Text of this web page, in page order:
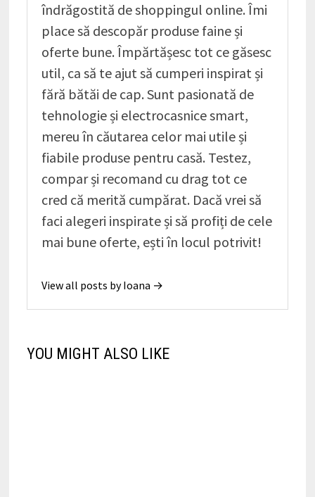
îndrăgostită de shoppingul online. Îmi
place să descopăr produse faine și
oferte bune. Împărtășesc tot ce găsesc
util, ca să te ajut să cumperi inspirat și
fără bătăi de cap. Sunt pasionată de
tehnologie și electrocasnice smart,
mereu în căutarea celor mai utile și
fiabile produse pentru casă. Testez,
compar și recomand cu drag tot ce
cred că merită cumpărat. Dacă vrei să
faci alegeri inspirate și să profiți de cele
mai bune oferte, ești în locul potrivit!
View all posts by Ioana →
YOU MIGHT ALSO LIKE